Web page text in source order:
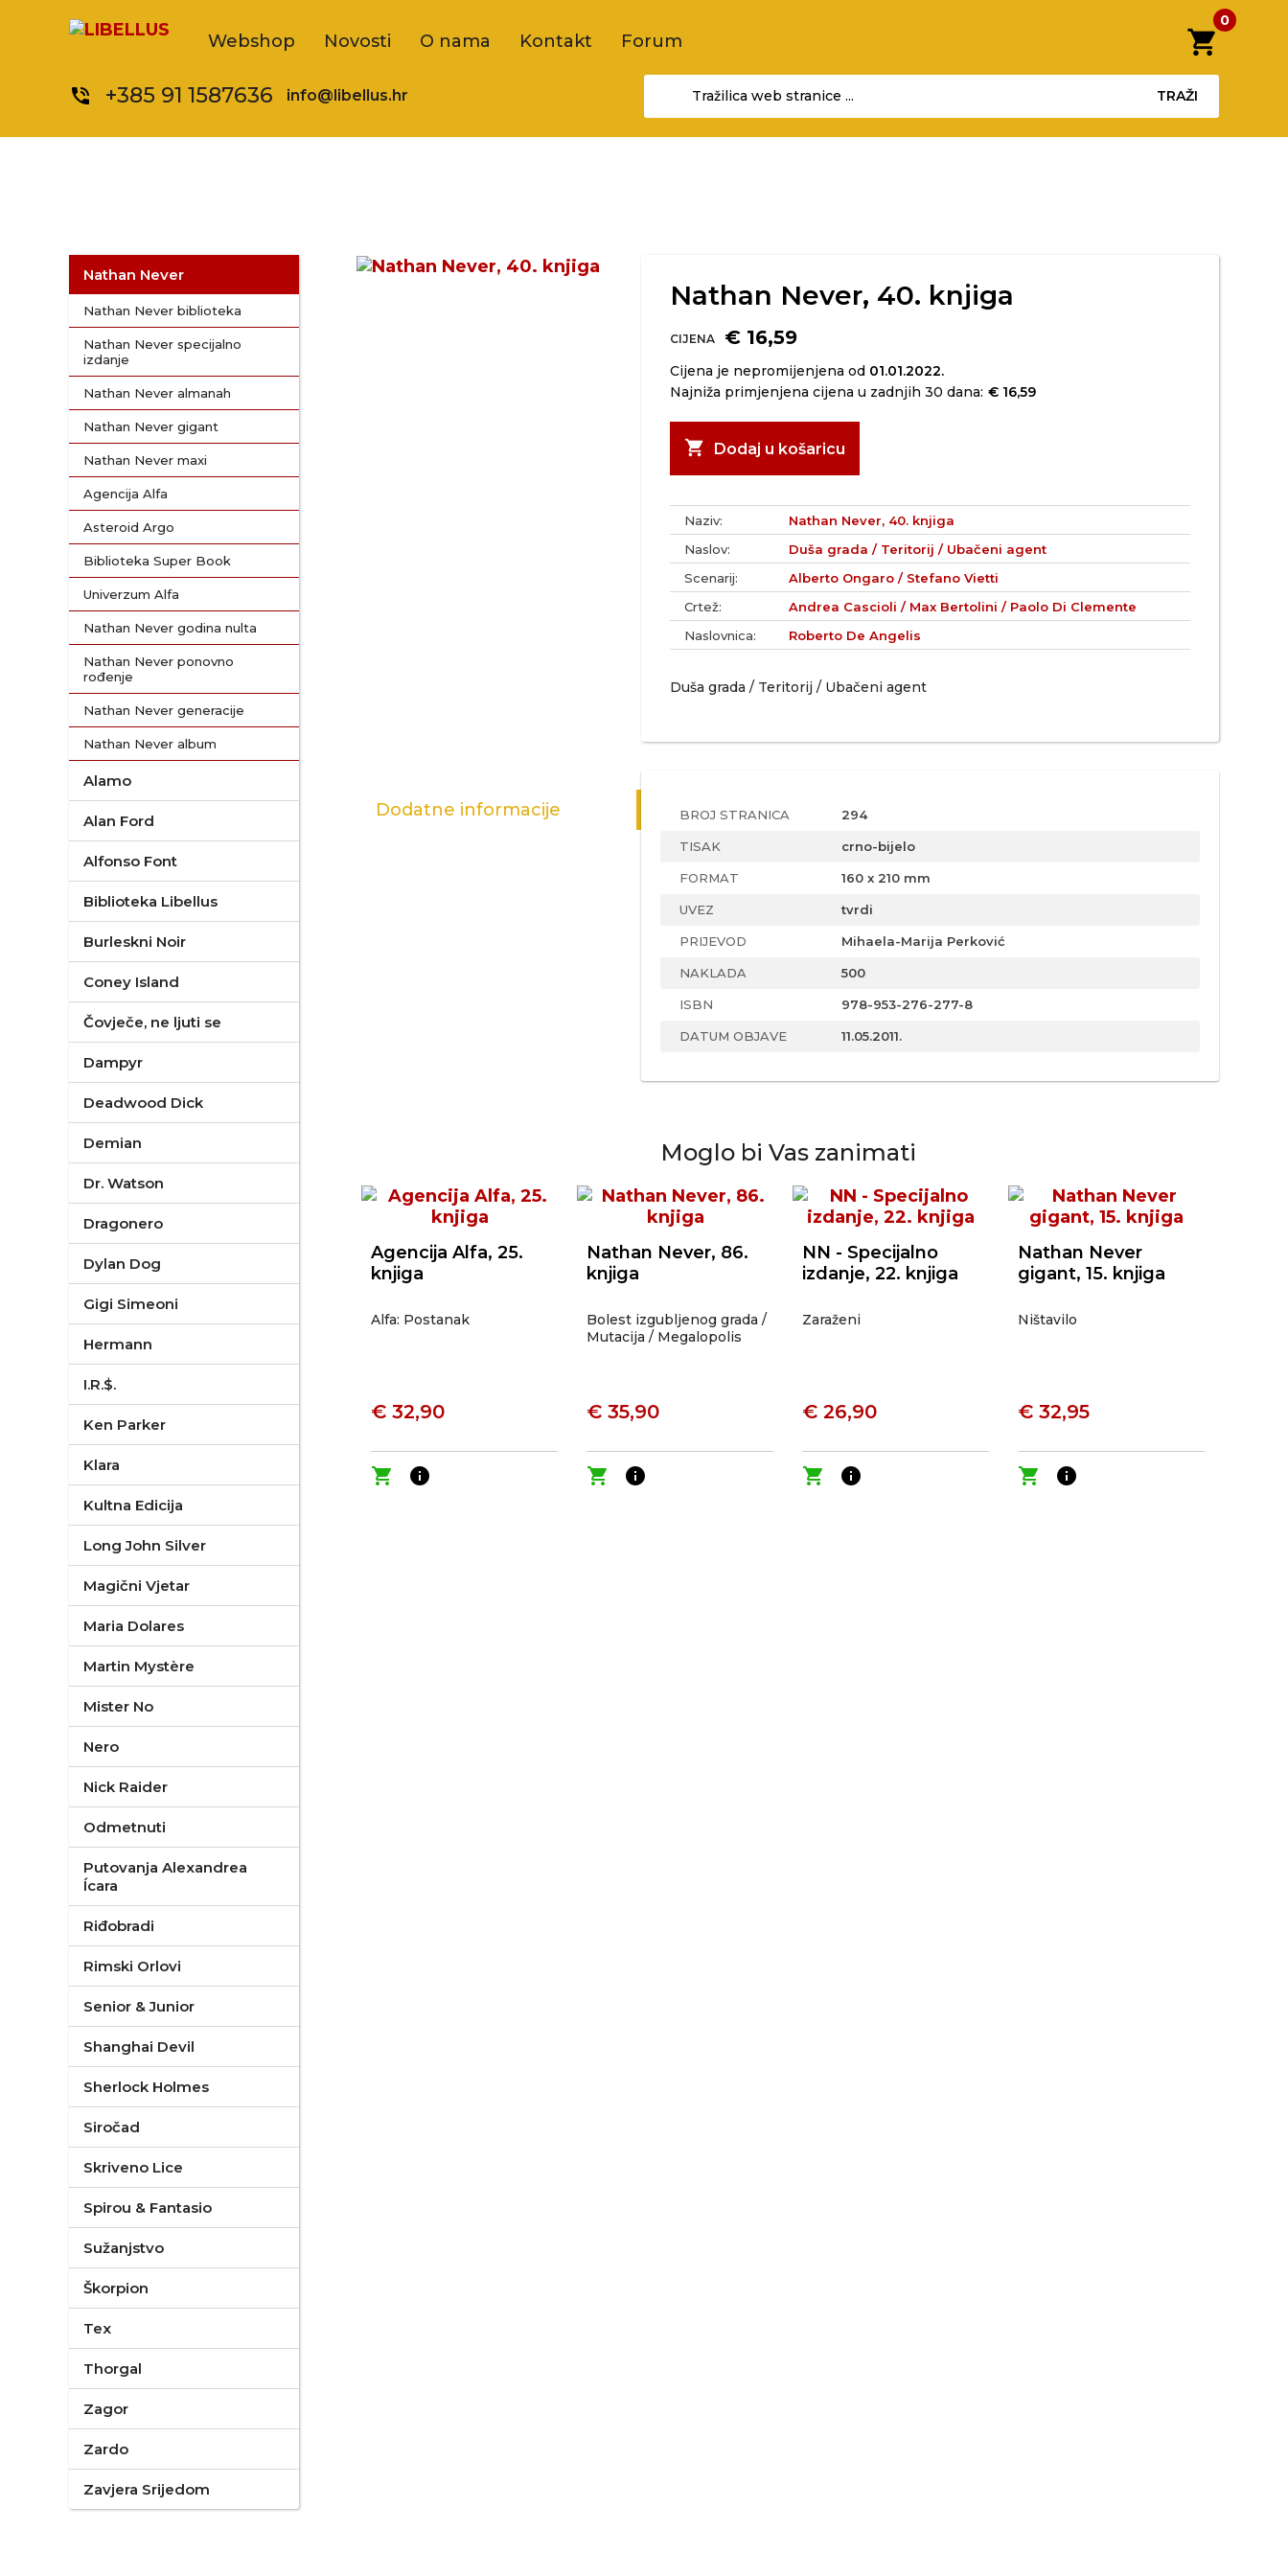
Webshop Novosti O nama Kontakt Forum shopping_cart
0
phone_in_talk +385 91 1587636 info@libellus.hr TRAŽI
Nathan Never
Nathan Never biblioteka
Nathan Never specijalno
izdanje
Nathan Never almanah
Nathan Never gigant
Nathan Never maxi
Agencija Alfa
Asteroid Argo
Biblioteka Super Book
Univerzum Alfa
Nathan Never godina nulta
Nathan Never ponovno
rođenje
Nathan Never generacije
Nathan Never album
Alamo
Alan Ford
Alfonso Font
Biblioteka Libellus
Burleskni Noir
Coney Island
Čovječe, ne ljuti se
Dampyr
Deadwood Dick
Demian
Dr. Watson
Dragonero
Dylan Dog
Gigi Simeoni
Hermann
I.R.$.
Ken Parker
Klara
Kultna Edicija
Long John Silver
Magični Vjetar
Maria Dolares
Martin Mystère
Mister No
Nero
Nick Raider
Odmetnuti
Putovanja Alexandrea
Ícara
Riđobradi
Rimski Orlovi
Senior & Junior
Shanghai Devil
Sherlock Holmes
Siročad
Skriveno Lice
Spirou & Fantasio
Sužanjstvo
Škorpion
Tex
Thorgal
Zagor
Zardo
Zavjera Srijedom
Nathan Never, 40. knjiga
CIJENA € 16,59
Cijena je nepromijenjena od 01.01.2022.
Najniža primjenjena cijena u zadnjih 30 dana: € 16,59
shopping_cart Dodaj u košaricu
Naziv:
Nathan Never, 40. knjiga
Naslov:
Duša grada / Teritorij / Ubačeni agent
Scenarij:
Alberto Ongaro / Stefano Vietti
Crtež:
Andrea Cascioli / Max Bertolini / Paolo Di Clemente
Naslovnica:
Roberto De Angelis
Duša grada / Teritorij / Ubačeni agent
Dodatne informacije BROJ STRANICA 294
TISAK crno-bijelo
FORMAT 160 x 210 mm
UVEZ tvrdi
PRIJEVOD Mihaela-Marija Perković
NAKLADA 500
ISBN 978-953-276-277-8
DATUM OBJAVE 11.05.2011.
Moglo bi Vas zanimati
Agencija Alfa, 25.
knjiga
Alfa: Postanak
€ 32,90
shopping_cart info
Nathan Never, 86.
knjiga
Bolest izgubljenog grada /
Mutacija / Megalopolis
€ 35,90
shopping_cart info
NN - Specijalno
izdanje, 22. knjiga
Zaraženi
€ 26,90
shopping_cart info
Nathan Never
gigant, 15. knjiga
Ništavilo
€ 32,95
shopping_cart info